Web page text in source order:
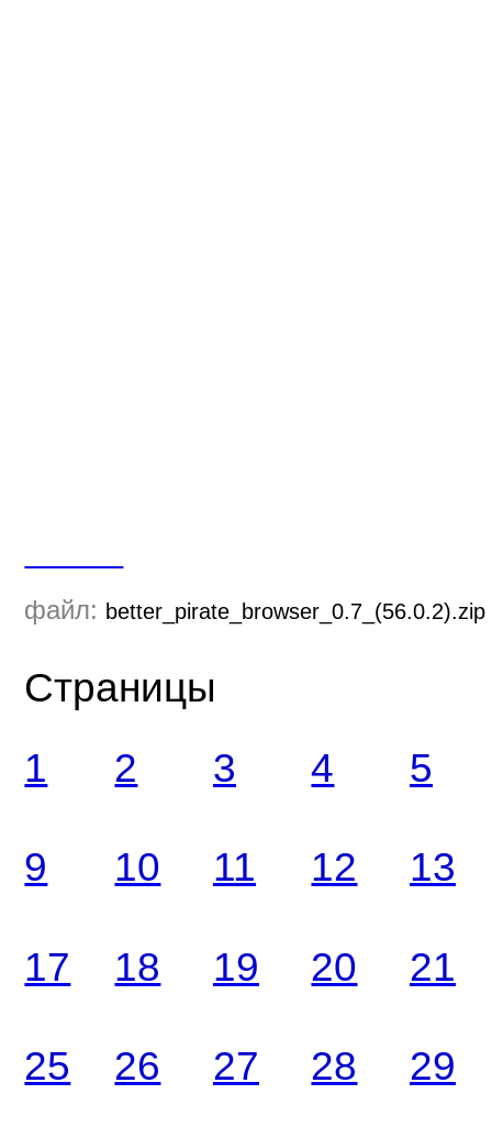
Страницы
файл: better_pirate_browser_0.7_(56.0.2).zip
1 2 3 4 5
9 10 11 12 13
17 18 19 20
25 26 27 29
28
21